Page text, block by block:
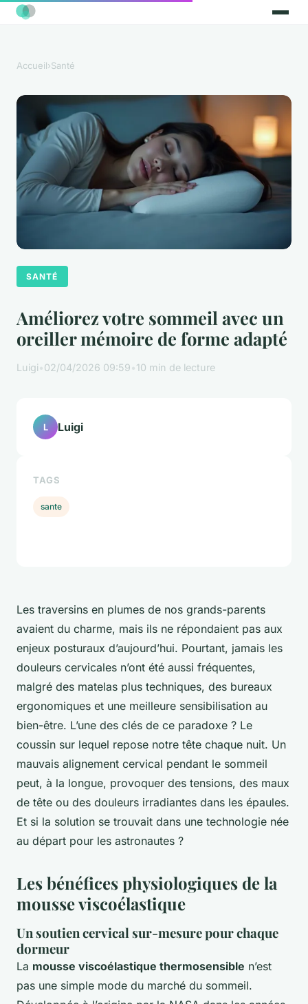
Accueil›Santé
SANTÉ
Améliorez votre sommeil avec un
oreiller mémoire de forme adapté
Luigi•02/04/2026 09:59•10 min de lecture
Les traversins en plumes de nos grands-parents
avaient du charme, mais ils ne répondaient pas aux
enjeux posturaux d’aujourd’hui. Pourtant, jamais les
douleurs cervicales n’ont été aussi fréquentes,
malgré des matelas plus techniques, des bureaux
ergonomiques et une meilleure sensibilisation au
bien-être. L’une des clés de ce paradoxe ? Le
coussin sur lequel repose notre tête chaque nuit. Un
mauvais alignement cervical pendant le sommeil
peut, à la longue, provoquer des tensions, des maux
de tête ou des douleurs irradiantes dans les épaules.
Et si la solution se trouvait dans une technologie née
au départ pour les astronautes ?
Les bénéfices physiologiques de la
mousse viscoélastique
Un soutien cervical sur-mesure pour chaque
dormeur
La mousse viscoélastique thermosensible n’est
pas une simple mode du marché du sommeil.
L Luigi
TAGS
sante